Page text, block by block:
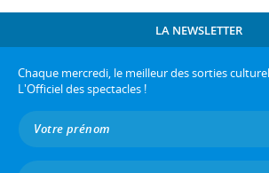
LA NEWSLETTER
Chaque mercredi, le meilleur des sorties
L'Officiel des spectacles !